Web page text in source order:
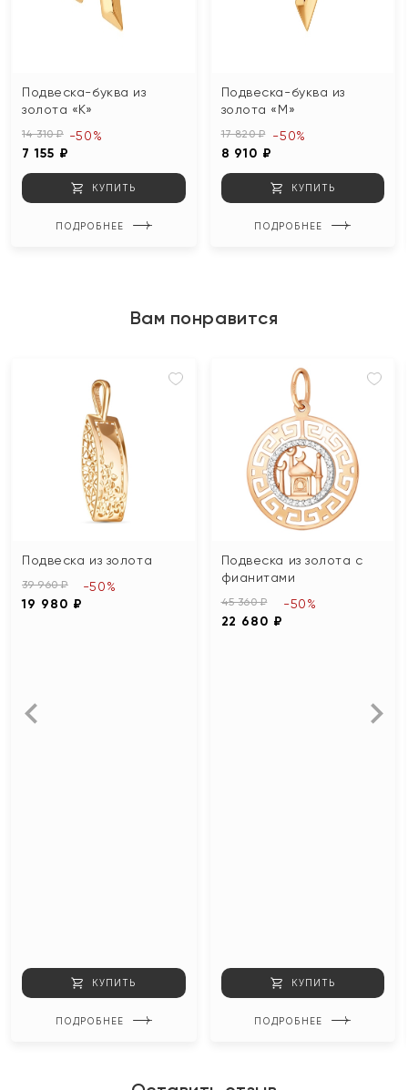
Подвеска-буква из
золота «К»
14 310 ₽
7 155 ₽
-50%
КУПИТЬ
ПОДРОБНЕЕ
Подвеска-буква из
золота «М»
17 820 ₽
8 910 ₽
-50%
КУПИТЬ
ПОДРОБНЕЕ
Вам понравится
Подвеска из золота
39 960 ₽
19 980 ₽
-50%
КУПИТЬ
ПОДРОБНЕЕ
Подвеска из золота с
фианитами
45 360 ₽
22 680 ₽
-50%
КУПИТЬ
ПОДРОБНЕЕ